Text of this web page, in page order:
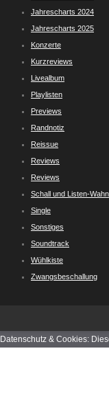
Jahrescharts 2024
Jahrescharts 2025
Konzerte
Kurzreviews
Livealbum
Playlisten
Previews
Randnotiz
Reissue
Reviews
Reviews
Schall und Listen-Wahn
Single
Sonstiges
Soundtrack
Wühlkiste
Zwangsbeschallung
Datenschutz & Cookies: